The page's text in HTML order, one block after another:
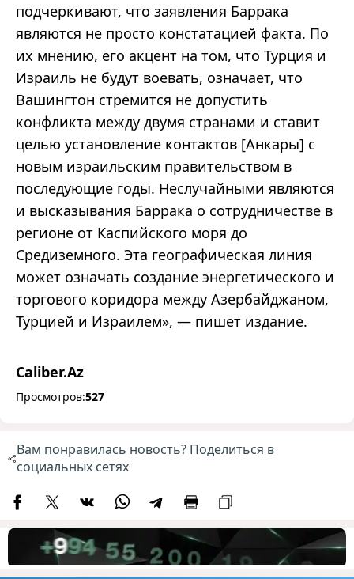
подчеркивают, что заявления Баррака
являются не просто констатацией факта. По
их мнению, его акцент на том, что Турция и
Израиль не будут воевать, означает, что
Вашингтон стремится не допустить
конфликта между двумя странами и ставит
целью установление контактов [Анкары] с
новым израильским правительством в
последующие годы. Неслучайными являются
и высказывания Баррака о сотрудничестве в
регионе от Каспийского моря до
Средиземного. Эта географическая линия
может означать создание энергетического и
торгового коридора между Азербайджаном,
Турцией и Израилем», — пишет издание.
Caliber.Az
Просмотров:527
Вам понравилась новость? Поделиться в
социальных сетях